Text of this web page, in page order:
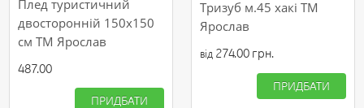
Плед туристичний
двосторонній 150х150
см ТМ Ярослав
487.00
ПРИДБАТИ
Тризуб м.45 хакі ТМ
Ярослав
від274.00 грн.
ПРИДБАТИ